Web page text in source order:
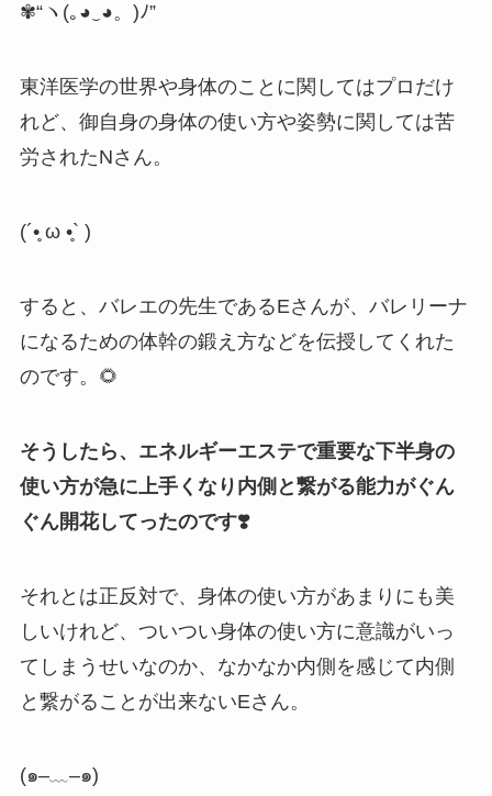
✾“ヽ (｡ ◕ ◕。 )ﾉ”
東洋医学の世界や身体のことに関してはプロだけ
れど、御自身の身体の使い方や姿勢に関しては苦
労されたNさん。
(´•̥ ω •̥` )
すると、バレエの先生であるEさんが、バレリーナ
になるための体幹の鍛え方などを伝授してくれた
のです。🌻
そうしたら、エネルギーエステで重要な下半身の
使い方が急に上手くなり内側と繋がる能力がぐん
ぐん開花してったのです❣️
それとは正反対で、身体の使い方があまりにも美
しいけれど、ついつい身体の使い方に意識がいっ
てしまうせいなのか、なかなか内側を感じて内側
と繋がることが出来ないEさん。
(๑–﹏–๑)